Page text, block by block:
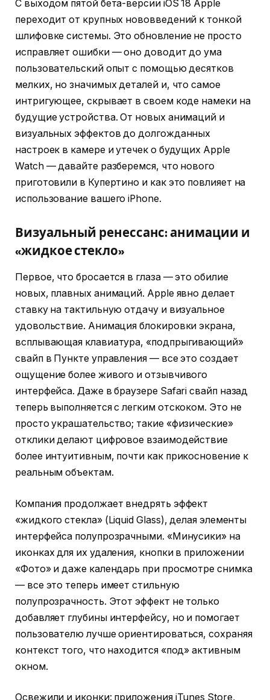
С выходом пятой бета-версии iOS 18 Apple
переходит от крупных нововведений к тонкой
шлифовке системы. Это обновление не просто
исправляет ошибки — оно доводит до ума
пользовательский опыт с помощью десятков
мелких, но значимых деталей и, что самое
интригующее, скрывает в своем коде намеки на
будущие устройства. От новых анимаций и
визуальных эффектов до долгожданных
настроек в камере и утечек о будущих Apple
Watch — давайте разберемся, что нового
приготовили в Купертино и как это повлияет на
использование вашего iPhone.
Визуальный ренессанс: анимации и
«жидкое стекло»
Первое, что бросается в глаза — это обилие
новых, плавных анимаций. Apple явно делает
ставку на тактильную отдачу и визуальное
удовольствие. Анимация блокировки экрана,
всплывающая клавиатура, «подпрыгивающий»
свайп в Пункте управления — все это создает
ощущение более живого и отзывчивого
интерфейса. Даже в браузере Safari свайп назад
теперь выполняется с легким отскоком. Это не
просто украшательство; такие «физические»
отклики делают цифровое взаимодействие
более интуитивным, почти как прикосновение к
реальным объектам.
Компания продолжает внедрять эффект
«жидкого стекла» (Liquid Glass), делая элементы
интерфейса полупрозрачными. «Минусики» на
иконках для их удаления, кнопки в приложении
«Фото» и даже календарь при просмотре снимка
— все это теперь имеет стильную
полупрозрачность. Этот эффект не только
добавляет глубины интерфейсу, но и помогает
пользователю лучше ориентироваться, сохраняя
контекст того, что находится «под» активным
окном.
Освежили и иконки: приложения iTunes Store,